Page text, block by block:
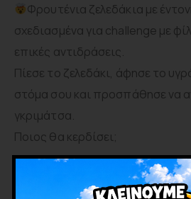
Φρουτένια ζελεδάκια με
σχεδιασμένα για challenge με
επικές αντιδράσεις.
Πίεσε το ζελεδάκι, άφησε το
στόμα σου και προσπάθησε να
γκριμάτσα.
Ποιος θα κερδίσει;
Χαρακτηριστικά:
-Διάφορα φρουτένια σχέδια &